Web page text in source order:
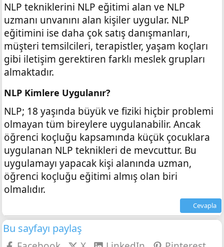
NLP tekniklerini NLP eğitimi alan ve NLP
uzmanı unvanını alan kişiler uygular. NLP
eğitimini ise daha çok satış danışmanları,
müşteri temsilcileri, terapistler, yaşam koçları
gibi iletişim gerektiren farklı meslek grupları
almaktadır.
NLP Kimlere Uygulanır?
NLP; 18 yaşında büyük ve fiziki hiçbir problemi
olmayan tüm bireylere uygulanabilir. Ancak
öğrenci koçluğu kapsamında küçük çocuklara
uygulanan NLP teknikleri de mevcuttur. Bu
uygulamayı yapacak kişi alanında uzman,
öğrenci koçluğu eğitimi almış olan biri
olmalıdır.
Cevapla
Bu sayfayı paylaş